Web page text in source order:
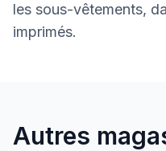
les sous-vêtements,
imprimés.
Autres